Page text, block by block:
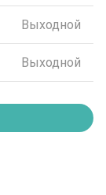
Выходной
Выходной